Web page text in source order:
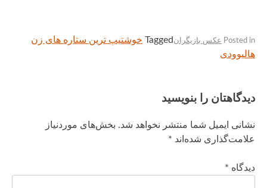
Posted in عکس بازیگران Tagged خوشتیپ ترین ستاره های زن
هالیوودی
دیدگاهتان را بنویسید
نشانی ایمیل شما منتشر نخواهد شد. بخش‌های موردنیاز
علامت‌گذاری شده‌اند *
دیدگاه *